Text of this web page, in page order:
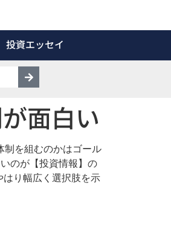
投資エッセイ
面白い
制を組むのかはゴール
のが【投資情報】の
はり幅広く選択肢を示